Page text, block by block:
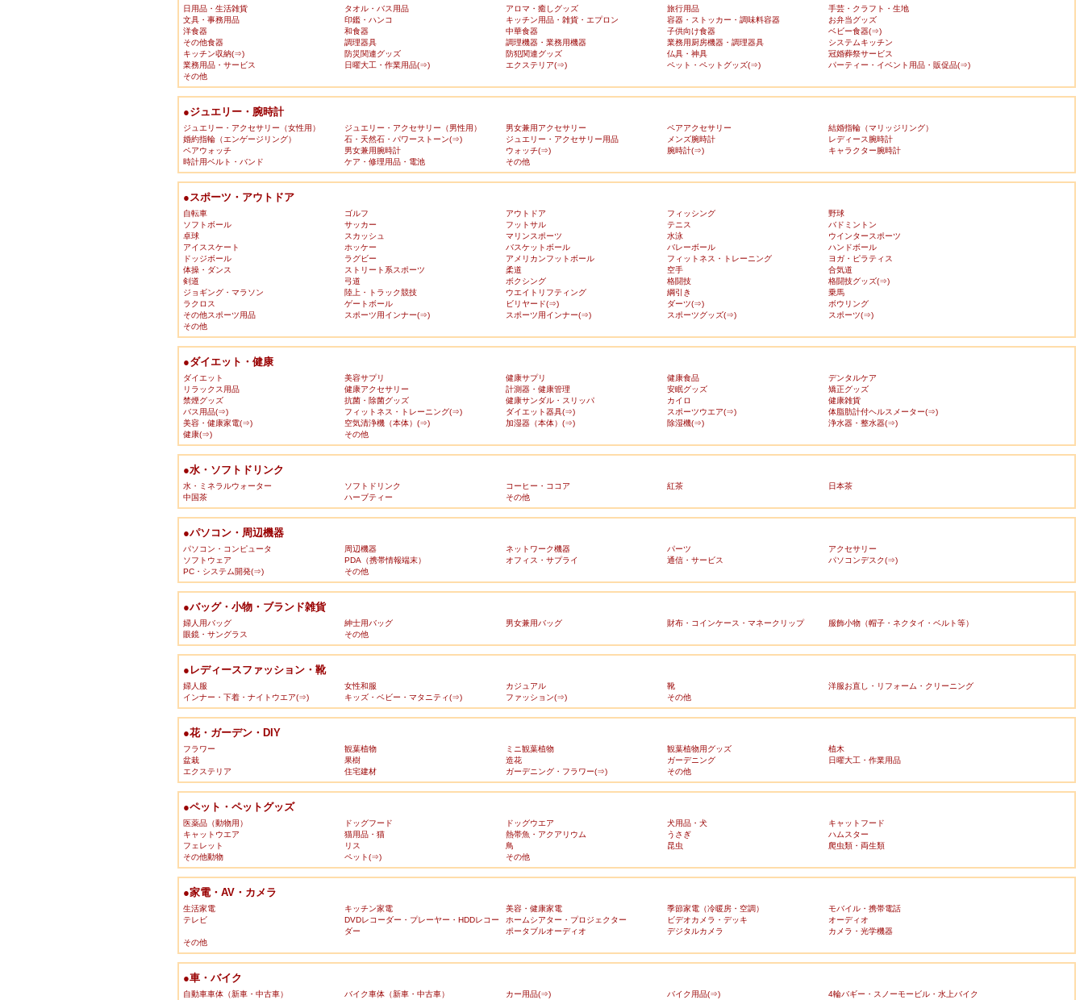
日用品・生活雑貨 タオル・バス用品 アロマ・癒しグッズ 旅行用品
手芸・クラフト・生地
文具・事務用品
印鑑・ハンコ キッチン用品・雑貨・エプロン 容器・ストッカー・調味料容器
お弁当グッズ
洋食器
和食器 中華食器 子供向け食器
ベビー食器(⇒)
その他食器
調理器具 調理機器・業務用機器 業務用厨房機器・調理器具
システムキッチン
キッチン収納(⇒)
防災関連グッズ 防犯関連グッズ 仏具・神具
冠婚葬祭サービス
業務用品・サービス
日曜大工・作業用品(⇒) エクステリア(⇒) ペット・ペットグッズ(⇒)
パーティー・イベント用品・販促品(⇒)
その他
●ジュエリー・腕時計
ジュエリー・アクセサリー（女性用） ジュエリー・アクセサリー（男性用） 男女兼用アクセサリー ペアアクセサリー
結婚指輪（マリッジリング）
婚約指輪（エンゲージリング）
石・天然石・パワーストーン(⇒) ジュエリー・アクセサリー用品 メンズ腕時計
レディース腕時計
ペアウォッチ
男女兼用腕時計 ウォッチ(⇒) 腕時計(⇒)
キャラクター腕時計
時計用ベルト・バンド
ケア・修理用品・電池 その他
●スポーツ・アウトドア
自転車 ゴルフ アウトドア フィッシング
野球
ソフトボール
サッカー フットサル テニス
バドミントン
卓球
スカッシュ マリンスポーツ 水泳
ウインタースポーツ
アイススケート
ホッケー バスケットボール バレーボール
ハンドボール
ドッジボール
ラグビー アメリカンフットボール フィットネス・トレーニング
ヨガ・ピラティス
体操・ダンス
ストリート系スポーツ 柔道 空手
合気道
剣道
弓道 ボクシング 格闘技
格闘技グッズ(⇒)
ジョギング・マラソン
陸上・トラック競技 ウエイトリフティング 綱引き
乗馬
ラクロス
ゲートボール ビリヤード(⇒) ダーツ(⇒)
ボウリング
その他スポーツ用品
スポーツ用インナー(⇒) スポーツ用インナー(⇒) スポーツグッズ(⇒)
スポーツ(⇒)
その他
●ダイエット・健康
ダイエット 美容サプリ 健康サプリ 健康食品
デンタルケア
リラックス用品
健康アクセサリー 計測器・健康管理 安眠グッズ
矯正グッズ
禁煙グッズ
抗菌・除菌グッズ 健康サンダル・スリッパ カイロ
健康雑貨
バス用品(⇒)
フィットネス・トレーニング(⇒) ダイエット器具(⇒) スポーツウエア(⇒)
体脂肪計付ヘルスメーター(⇒)
美容・健康家電(⇒)
空気清浄機（本体）(⇒) 加湿器（本体）(⇒) 除湿機(⇒)
浄水器・整水器(⇒)
健康(⇒)
その他
●水・ソフトドリンク
水・ミネラルウォーター ソフトドリンク コーヒー・ココア 紅茶
日本茶
中国茶
ハーブティー その他
●パソコン・周辺機器
パソコン・コンピュータ 周辺機器 ネットワーク機器 パーツ
アクセサリー
ソフトウェア
PDA（携帯情報端末） オフィス・サプライ 通信・サービス
パソコンデスク(⇒)
PC・システム開発(⇒)
その他
●バッグ・小物・ブランド雑貨
婦人用バッグ 紳士用バッグ 男女兼用バッグ 財布・コインケース・マネークリップ
服飾小物（帽子・ネクタイ・ベルト等）
眼鏡・サングラス
その他
●レディースファッション・靴
婦人服 女性和服 カジュアル 靴
洋服お直し・リフォーム・クリーニング
インナー・下着・ナイトウエア(⇒)
キッズ・ベビー・マタニティ(⇒) ファッション(⇒) その他
●花・ガーデン・DIY
フラワー 観葉植物 ミニ観葉植物 観葉植物用グッズ
植木
盆栽
果樹 造花 ガーデニング
日曜大工・作業用品
エクステリア
住宅建材 ガーデニング・フラワー(⇒) その他
●ペット・ペットグッズ
医薬品（動物用） ドッグフード ドッグウエア 犬用品・犬
キャットフード
キャットウエア
猫用品・猫 熱帯魚・アクアリウム うさぎ
ハムスター
フェレット
リス 鳥 昆虫
爬虫類・両生類
その他動物
ペット(⇒) その他
●家電・AV・カメラ
生活家電 キッチン家電 美容・健康家電 季節家電（冷暖房・空調）
モバイル・携帯電話
テレビ
DVDレコーダー・プレーヤー・HDDレコー
ダー
ホームシアター・プロジェクター ビデオカメラ・デッキ
オーディオ
ポータブルオーディオ
デジタルカメラ
カメラ・光学機器
その他
●車・バイク
自動車車体（新車・中古車） バイク車体（新車・中古車） カー用品(⇒) バイク用品(⇒)
4輪バギー・スノーモービル・水上バイク